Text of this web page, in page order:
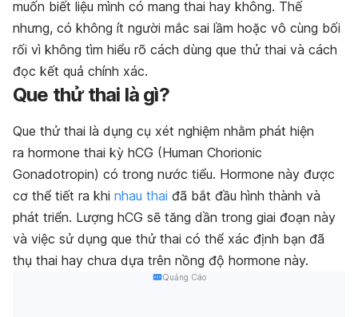
muốn biết liệu mình có mang thai hay không. Thế
nhưng, có không ít người mắc sai lầm hoặc vô cùng bối
rối vì không tìm hiểu rõ cách dùng que thử thai và cách
đọc kết quả chính xác.
Que thử thai là gì?
Que thử thai là dụng cụ xét nghiệm nhằm phát hiện
ra hormone thai kỳ hCG (Human Chorionic
Gonadotropin) có trong nước tiểu. Hormone này được
cơ thể tiết ra khi nhau thai đã bắt đầu hình thành và
phát triển. Lượng hCG sẽ tăng dần trong giai đoạn này
và việc sử dụng que thử thai có thể xác định bạn đã
thụ thai hay chưa dựa trên nồng độ hormone này.
Quảng Cáo